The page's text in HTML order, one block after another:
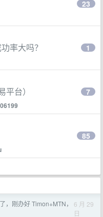
23
率大吗？ 1
台） 7
85
，刚办好 Timon+MTN，
6 月 29
日